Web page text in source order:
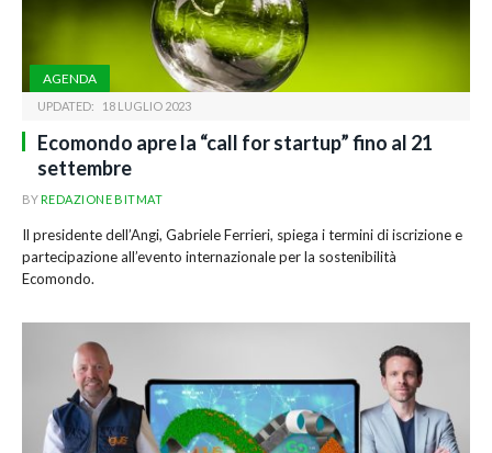
AGENDA
UPDATED: 18 LUGLIO 2023
Ecomondo apre la “call for startup” fino al 21
settembre
BYREDAZIONE BITMAT
Il presidente dell’Angi, Gabriele Ferrieri, spiega i termini di iscrizione e
partecipazione all’evento internazionale per la sostenibilità
Ecomondo.